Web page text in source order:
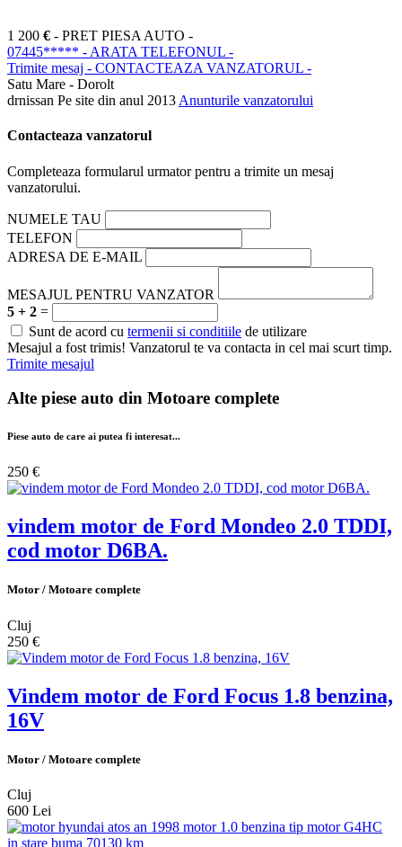
1 200 € - PRET PIESA AUTO -
07445***** - ARATA TELEFONUL -
Trimite mesaj - CONTACTEAZA VANZATORUL -
Satu Mare - Dorolt
drnissan Pe site din anul 2013 Anunturile vanzatorului
Contacteaza vanzatorul
Completeaza formularul urmator pentru a trimite un mesaj
vanzatorului.
NUMELE TAU
TELEFON
ADRESA DE E-MAIL
MESAJUL PENTRU VANZATOR
5 + 2 =
Sunt de acord cu termenii si conditiile de utilizare
Mesajul a fost trimis! Vanzatorul te va contacta in cel mai scurt timp.
Trimite mesajul
Alte piese auto din Motoare complete
Piese auto de care ai putea fi interesat...
250 €
vindem motor de Ford Mondeo 2.0 TDDI,
cod motor D6BA.
Motor / Motoare complete
Cluj
250 €
Vindem motor de Ford Focus 1.8 benzina,
16V
Motor / Motoare complete
Cluj
600 Lei